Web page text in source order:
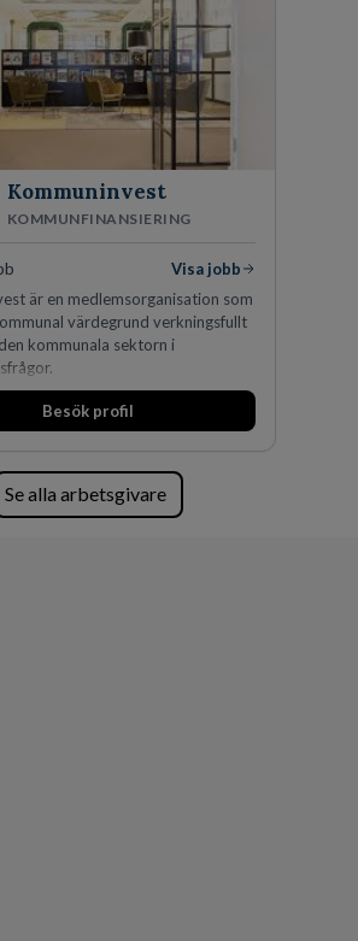
Kommuninvest
KOMMUNFINANSIERING
Visa jobb
är en medlemsorganisation som
värdegrund verkningsfullt
kommunala sektorn i
Besök profil
Se alla arbetsgivare